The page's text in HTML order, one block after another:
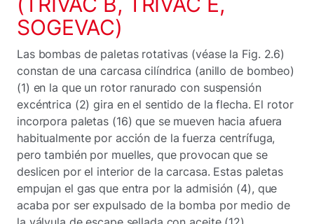
SOGEVAC)
Las bombas de paletas rotativas (véase la Fig. 2.6)
constan de una carcasa cilíndrica (anillo de bombeo)
(1) en la que un rotor ranurado con suspensión
excéntrica (2) gira en el sentido de la flecha. El rotor
incorpora paletas (16) que se mueven hacia afuera
habitualmente por acción de la fuerza centrífuga,
pero también por muelles, que provocan que se
deslicen por el interior de la carcasa. Estas paletas
empujan el gas que entra por la admisión (4), que
acaba por ser expulsado de la bomba por medio de